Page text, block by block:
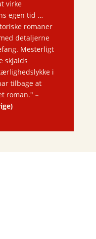
virke
egen tid …
romaner
detaljerne
Mesterligt
skjalds
i
tilbage at
roman." –